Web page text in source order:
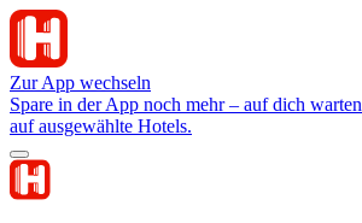
Zur App wechseln
Spare in der App noch mehr – auf dich
auf ausgewählte Hotels.